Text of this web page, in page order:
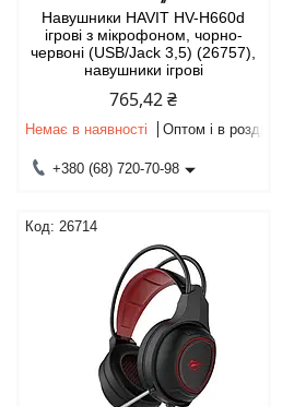
Навушники HAVIT HV-H660d
ігрові з мікрофоном, чорно-
червоні (USB/Jack 3,5) (26757),
навушники ігрові
765,42 ₴
Немає в наявності Оптом і в роздріб
+380 (68) 720-70-98
26714